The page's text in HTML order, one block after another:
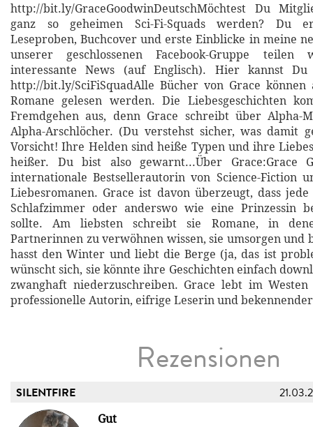
http://bit.ly/GraceGoodwinDeutschMöchtest Du
ganz so geheimen Sci-Fi-Squads werden? Du
Leseproben, Buchcover und erste Einblicke in meine
unserer geschlossenen Facebook-Gruppe
interessante News (auf Englisch). Hier kannst Du
http://bit.ly/SciFiSquadAlle Bücher von Grace können
Romane gelesen werden. Die Liebesgeschichten
Fremdgehen aus, denn Grace schreibt über Alpha-
Alpha-Arschlöcher. (Du verstehst sicher, was damit
Vorsicht! Ihre Helden sind heiße Typen und ihre
heißer. Du bist also gewarnt...Über Grace:Grace
internationale Bestsellerautorin von Science-Fiction
Liebesromanen. Grace ist davon überzeugt, dass
Schlafzimmer oder anderswo wie eine Prinzessin
sollte. Am liebsten schreibt sie Romane, in
Partnerinnen zu verwöhnen wissen, sie umsorgen und
hasst den Winter und liebt die Berge (ja, das ist
wünscht sich, sie könnte ihre Geschichten einfach
zwanghaft niederzuschreiben. Grace lebt im
professionelle Autorin, eifrige Leserin und
Rezensionen
SILENTFIRE
Gut